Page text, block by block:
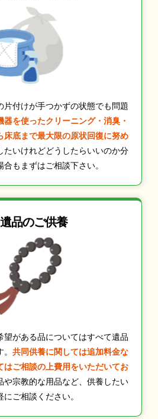
片付けが手つかずの状態でも問題
器を使ったクリーニング・消臭・
床底まで最大限の原状回復に努め
たいけれどどうしたらいいのか分
もまずはご相談下さい。
遺品のご供養
望がある品についてはすべて遺品
共同供養に関しては追加料金な
はご相談の上費用をいただいてお
や宗教的な用品など、供養したい
ご相談ください。